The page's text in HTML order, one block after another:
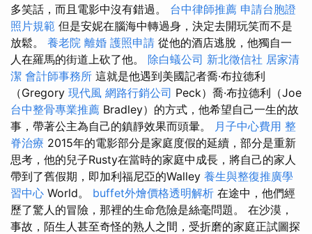
多笑話，而且電影中沒有錯過。 台中律師推薦 申請台胞證
照片規範 但是安妮在腦海中轉過身，決定去開玩笑而不是
放鬆。 養老院 離婚 護照申請 從他的酒店逃脫，他獨自一
人在羅馬的街道上砍了他。 除白蟻公司 新北徵信社 居家清
潔 會計師事務所 這就是他遇到美國記者喬·布拉德利
（Gregory 現代風 網路行銷公司 Peck）喬·布拉德利（Joe
台中整骨專業推薦 Bradley）的方式，他希望自己一生的故
事，帶著公主為自己的鎮靜效果而頭暈。 月子中心費用 整
脊治療 2015年的電影部分是家庭度假的延續，部分是重新
思考，他的兒子Rusty在當時的家庭中成長，將自己的家人
帶到了舊假期，即加利福尼亞的Walley 養生與整復推廣學
習中心 World。 buffet外燴價格透明解析 在途中，他們經
歷了驚人的冒險，那裡的生命危險是絲毫問題。 在沙漠，
事故，陌生人甚至奇怪的熟人之間，受折磨的家庭正試圖探